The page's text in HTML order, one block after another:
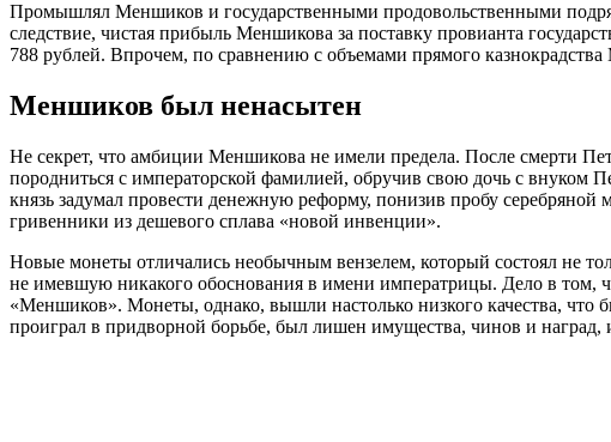
Промышлял Меншиков и государственными продовольственными
следствие, чистая прибыль Меншикова за поставку провианта
788 рублей. Впрочем, по сравнению с объемами прямого
Меншиков был ненасытен
Не секрет, что амбиции Меншикова не имели предела. После смерти
породниться с императорской фамилией, обручив свою дочь с внуком
князь задумал провести денежную реформу, понизив пробу
гривенники из дешевого сплава «новой инвенции».
Новые монеты отличались необычным вензелем, который состоял не
не имевшую никакого обоснования в имени императрицы. Дело в том,
«Меншиков». Монеты, однако, вышли настолько низкого качества,
проиграл в придворной борьбе, был лишен имущества, чинов и наград,